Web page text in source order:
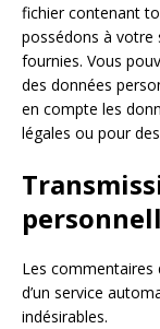
fichier contenant
possédons à votre
fournies. Vous
des données
en compte les
légales ou pour
Les commentaires
d’un service
indésirables.